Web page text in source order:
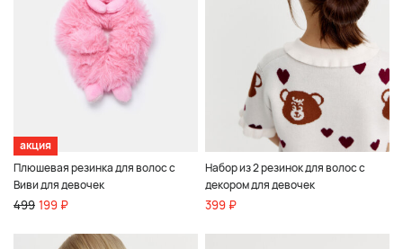
акция
Плюшевая резинка для волос с
Виви для девочек
499 199 ₽
Набор из 2 резинок для волос с
декором для девочек
399 ₽